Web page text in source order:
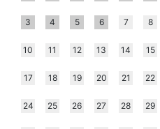
3 4 5 6 7 8
10 11 12 13 14 15
17 18 19 20 21 22
24 25 26 27 28 29